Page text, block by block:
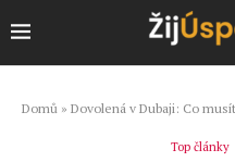
Domů » Dovolená v Dubaji: Co
Top články